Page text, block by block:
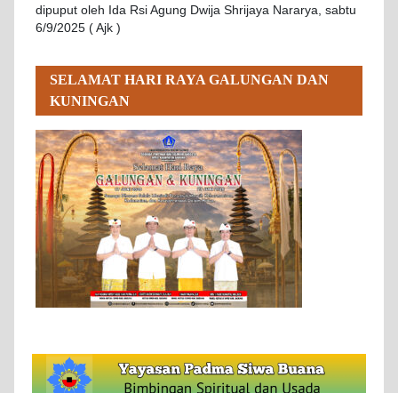
dipuput oleh Ida Rsi Agung Dwija Shrijaya Nararya, sabtu
6/9/2025 ( Ajk )
SELAMAT HARI RAYA GALUNGAN DAN
KUNINGAN